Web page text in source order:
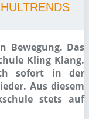
Bewegung. Das
Kling Klang.
sofort in der
Aus diesem
stets auf